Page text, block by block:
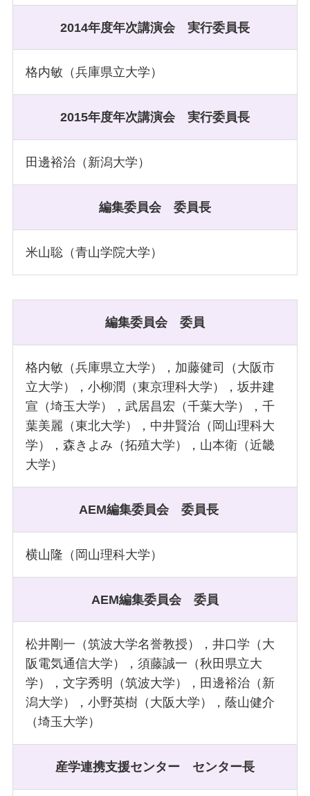
2014年度年次講演会 実行委員長
格内敏（兵庫県立大学）
2015年度年次講演会 実行委員長
田邊裕治（新潟大学）
編集委員会 委員長
米山聡（青山学院大学）
編集委員会 委員
格内敏（兵庫県立大学），加藤健司（大阪市
立大学），小柳潤（東京理科大学），坂井建
宣（埼玉大学），武居昌宏（千葉大学），千
葉美麗（東北大学），中井賢治（岡山理科大
学），森きよみ（拓殖大学），山本衛（近畿
大学）
AEM編集委員会 委員長
横山隆（岡山理科大学）
AEM編集委員会 委員
松井剛一（筑波大学名誉教授），井口学（大
阪電気通信大学），須藤誠一（秋田県立大
学），文字秀明（筑波大学），田邊裕治（新
潟大学），小野英樹（大阪大学），蔭山健介
（埼玉大学）
産学連携支援センター センター長